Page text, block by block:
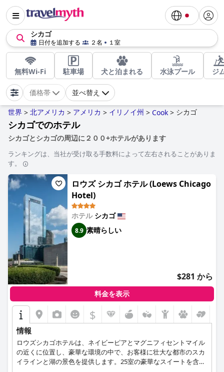
シカゴ
日付を追加する ２名 １室
無料Wi-Fi 駐車場 犬と泊まれる 水泳プール ジ
価格帯 並べ替え
世界 > 北アメリカ > アメリカ > イリノイ州 > Cook > シカゴ
シカゴでのホテル
シカゴとシカゴの周辺に２００+ホテルがあります
ランキングは、当社が受け取る手数料によって左右されることがありま
す。
ロウズ シカゴ ホテル (Loews Chicago
Hotel)
ホテル シカゴ
8.9 素晴らしい
$281 から
料金を表示
$
情報
ロウズシカゴホテルは、ネイビーピアとマグニフィセントマイル
の近くに位置し、豪華な環境の中で、お客様に壮大な都市のスカ
イラインと湖の景色を提供します。25室の豪華なスイートを含む